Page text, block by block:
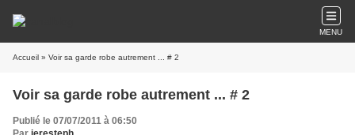
MENU
Accueil » Voir sa garde robe autrement ... # 2
Voir sa garde robe autrement ... # 2
Publié le 07/07/2011 à 06:50